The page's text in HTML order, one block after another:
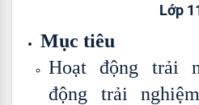
Lớp
Mục tiêu
Hoạt động trải
động trải